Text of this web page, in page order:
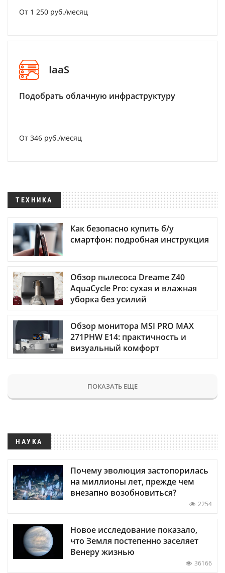
От 1 250 руб./месяц
IaaS
Подобрать облачную инфраструктуру
От 346 руб./месяц
ТЕХНИКА
Как безопасно купить б/у
смартфон: подробная инструкция
Обзор пылесоса Dreame Z40
AquaCycle Pro: сухая и влажная
уборка без усилий
Обзор монитора MSI PRO MAX
271PHW E14: практичность и
визуальный комфорт
ПОКАЗАТЬ ЕЩЕ
НАУКА
Почему эволюция застопорилась
на миллионы лет, прежде чем
внезапно возобновиться?
2254
Новое исследование показало,
что Земля постепенно заселяет
Венеру жизнью
36166